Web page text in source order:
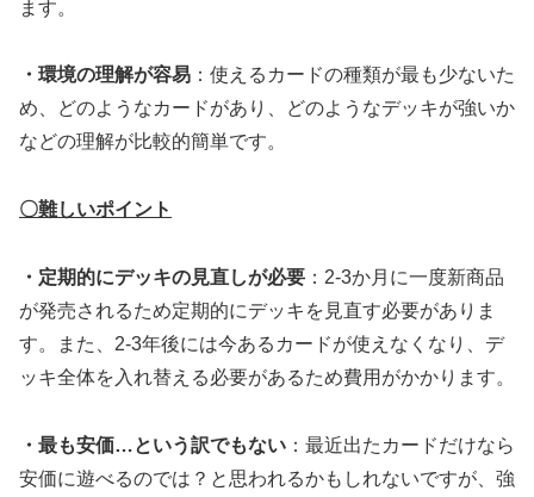
ます。
・環境の理解が容易 ：使えるカードの種類が最も少ないた
め、どのようなカードがあり、どのようなデッキが強いか
などの理解が比較的簡単です。
〇難しいポイント
・定期的にデッキの見直しが必要 ：2-3か月に一度新商品
が発売されるため定期的にデッキを見直す必要がありま
す。また、2-3年後には今あるカードが使えなくなり、デ
ッキ全体を入れ替える必要があるため費用がかかります。
・最も安価…という訳でもない ：最近出たカードだけなら
安価に遊べるのでは？と思われるかもしれないですが、強